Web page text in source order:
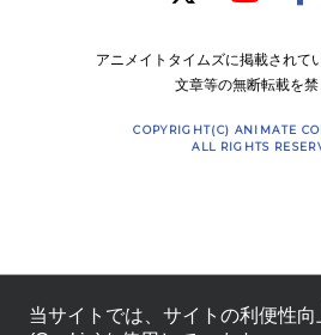
アニメイトタイムズに掲載されて
文章等の無断転載を
COPYRIGHT(C) ANIMATE
ALL RIGHTS
当サイトでは、サイトの利便性